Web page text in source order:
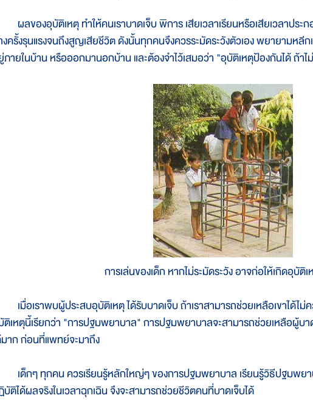
ผลของอุบัติเหตุ ทำให้คนเราบาดเจ็บ พิการ เสียเวลาเรียนหรือเสียเวลาประ
งครั้งรุนแรงจนถึงสูญเสียชีวิต ดังนั้นทุกคนจึงควรระมัดระวังตัวเอง พยายามหลีก
ายในบ้าน หรือออกมานอกบ้าน และต้องจำไว้เสมอว่า "อุบัติเหตุป้องกันได้ ถ้าไ
การเล่นของเด็ก หากไม่ระมัดระวัง อาจก่อให้เกิดอุบัติ
เมื่อเราพบผู้ประสบอุบัติเหตุ ได้รับบาดเจ็บ ถ้าเราสามารถช่วยเหลือเขาได้ไม่
เหตุนี้เรียกว่า "การปฐมพยาบาล" การปฐมพยาบาลจะสามารถช่วยเหลือผู้บ
าก ก่อนที่แพทย์จะมาถึง
เด็กๆ ทุกคน ควรเรียนรู้หลักใหญ่ๆ ของการปฐมพยาบาล เรียนรู้วิธีปฐมพยาบ
บัติได้ผลจริงในเวลาฉุกเฉิน จึงจะสามารถช่วยชีวิตคนที่บาดเจ็บได้